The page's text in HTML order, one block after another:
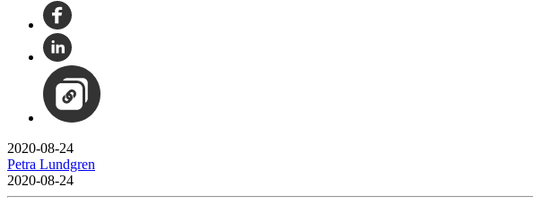
2020-08-24
Petra Lundgren
2020-08-24